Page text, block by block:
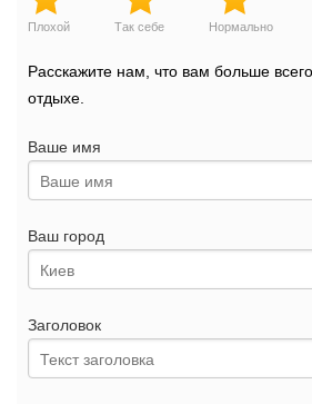
Плохой Так себе Нормально
Расскажите нам, что вам больше
отдыхе.
Ваше имя
Ваш город
Заголовок